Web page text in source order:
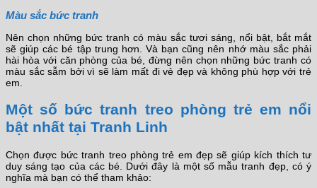
Màu sắc bức tranh
Nên chọn những bức tranh có màu sắc tươi sáng, nổi bật, bắt mắt
sẽ giúp các bé tập trung hơn. Và bạn cũng nên nhớ màu sắc phải
hài hòa với căn phòng của bé, đừng nên chọn những bức tranh có
màu sắc sẫm bởi vì sẽ làm mất đi vẻ đẹp và không phù hợp với trẻ
em.
Một số bức tranh treo phòng trẻ em nổi
bật nhất tại Tranh Linh
Chọn được bức tranh treo phòng trẻ em đẹp sẽ giúp kích thích tư
duy sáng tạo của các bé. Dưới đây là một số mẫu tranh đẹp, có ý
nghĩa mà bạn có thể tham khảo: